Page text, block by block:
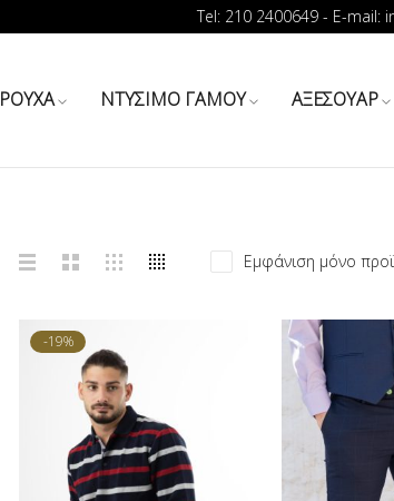
Tel: 210 2400649 - E-mail:
ΡΟΥΧΑ ΝΤΥΣΙΜΟ ΓΑΜΟΥ ΑΞΕΣΟΥΑΡ
Εμφάνιση μόνο
-19%